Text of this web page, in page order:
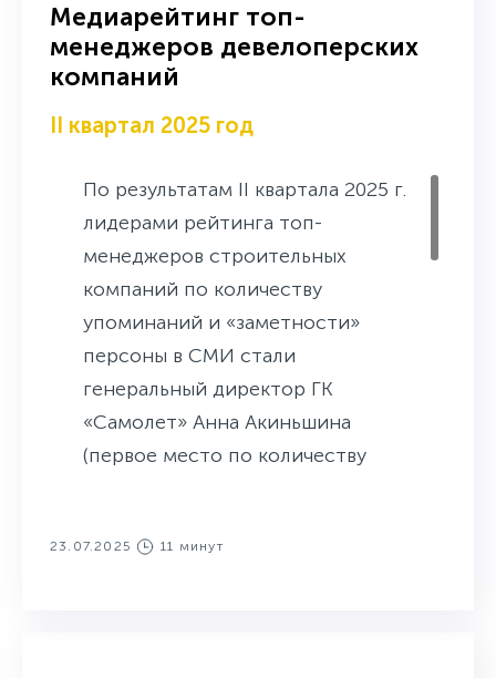
Медиарейтинг топ-
менеджеров девелоперских
компаний
II квартал 2025 год
По результатам II квартала 2025 г.
лидерами рейтинга топ-
менеджеров строительных
компаний по количеству
упоминаний и «заметности»
персоны в СМИ стали
генеральный директор ГК
«Самолет» Анна Акиньшина
(первое место по количеству
Станислав Киселев, сохранивший
23.07.2025 11 минут